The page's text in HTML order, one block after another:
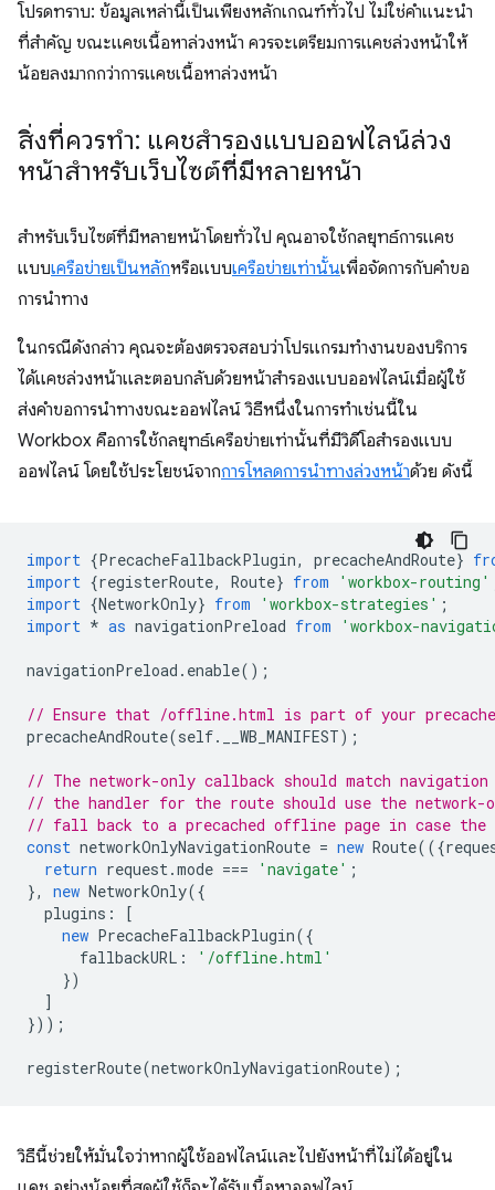
โปรดทราบ: ข้อมูลเหล่านี้เป็นเพียงหลักเกณฑ์ทั่วไป ไม่ใช่คำแนะนำ
ที่สำคัญ ขณะแคชเนื้อหาล่วงหน้า ควรจะเตรียมการแคชล่วงหน้าให้
น้อยลงมากกว่าการแคชเนื้อหาล่วงหน้า
สิ่งที่ควรทำ: แคชสำรองแบบออฟไลน์ล่วง
หน้าสำหรับเว็บไซต์ที่มีหลายหน้า
สําหรับเว็บไซต์ที่มีหลายหน้าโดยทั่วไป คุณอาจใช้กลยุทธ์การแคช
แบบเครือข่ายเป็นหลักหรือแบบเครือข่ายเท่านั้นเพื่อจัดการกับคำขอ
การนำทาง
ในกรณีดังกล่าว คุณจะต้องตรวจสอบว่าโปรแกรมทำงานของบริการ
ได้แคชล่วงหน้าและตอบกลับด้วยหน้าสำรองแบบออฟไลน์เมื่อผู้ใช้
ส่งคำขอการนำทางขณะออฟไลน์ วิธีหนึ่งในการทำเช่นนี้ใน
Workbox คือการใช้กลยุทธ์เครือข่ายเท่านั้นที่มีวิดีโอสำรองแบบ
ออฟไลน์ โดยใช้ประโยชน์จากการโหลดการนำทางล่วงหน้าด้วย ดังนี้
import {PrecacheFallbackPlugin, precacheAndRoute}
import {registerRoute, Route} from 'workbox-routing'
import {NetworkOnly} from 'workbox-strategies' ;
import * as navigationPreload from 'workbox-
navigationPreload . enable();
// Ensure that /offline.html is part of your
precacheAndRoute(self. __WB_MANIFEST);
// The network-only callback should match navigation
// the handler for the route should use the
// fall back to a precached offline page in case
const networkOnlyNavigationRoute = new Route(({
return request.mode === 'navigate' ;
},
new NetworkOnly({
plugins :
[
new PrecacheFallbackPlugin({
fallbackURL :
'/offline.html'
})
]
}));
registerRoute(networkOnlyNavigationRoute);
วิธีนี้ช่วยให้มั่นใจว่าหากผู้ใช้ออฟไลน์และไปยังหน้าที่ไม่ได้อยู่ใน